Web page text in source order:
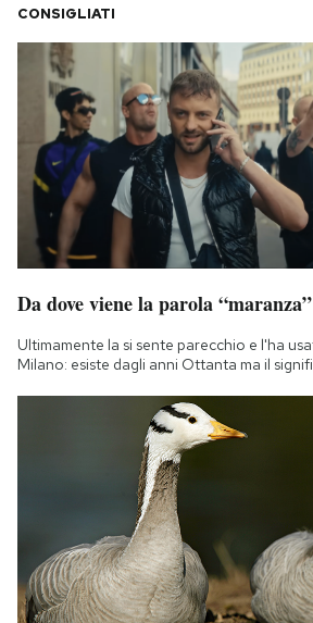
CONSIGLIATI
Da dove viene la parola “maranza”
Ultimamente la si sente parecchio e l'ha
Milano: esiste dagli anni Ottanta ma il